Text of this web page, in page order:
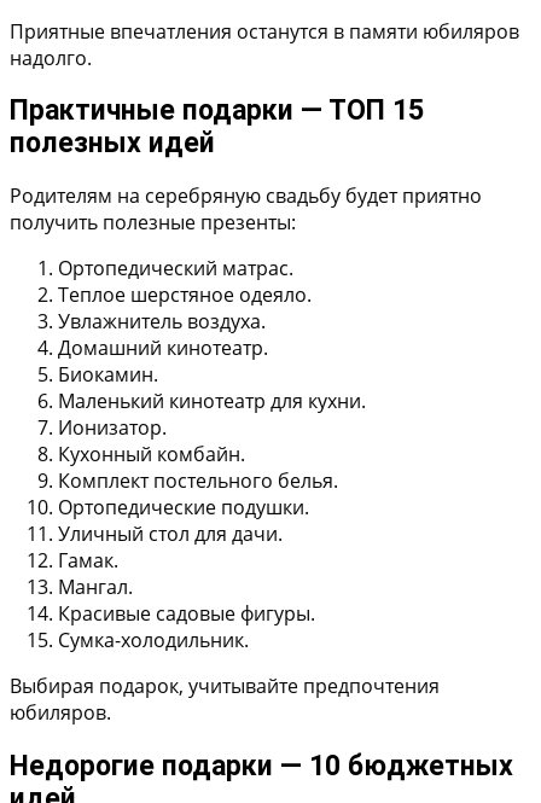
Приятные впечатления останутся в памяти юбиляров
надолго.
Практичные подарки — ТОП 15
полезных идей
Родителям на серебряную свадьбу будет приятно
получить полезные презенты:
Ортопедический матрас.
Теплое шерстяное одеяло.
Увлажнитель воздуха.
Домашний кинотеатр.
Биокамин.
Маленький кинотеатр для кухни.
Ионизатор.
Кухонный комбайн.
Комплект постельного белья.
Ортопедические подушки.
Уличный стол для дачи.
Гамак.
Мангал.
Красивые садовые фигуры.
Сумка-холодильник.
Выбирая подарок, учитывайте предпочтения
юбиляров.
Недорогие подарки — 10 бюджетных